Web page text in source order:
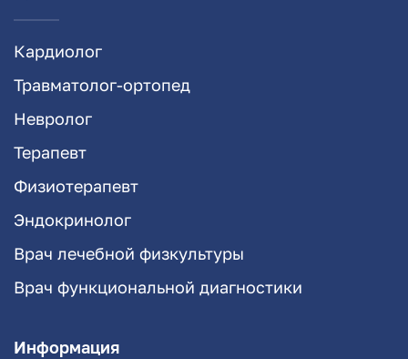
Кардиолог
Травматолог-ортопед
Невролог
Терапевт
Физиотерапевт
Эндокринолог
Врач лечебной физкультуры
Врач функциональной диагностики
Информация